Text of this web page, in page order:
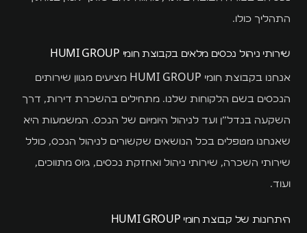
המגזין
מדריכים
סרטונים
התהליך כולו.
שירותי ניהול נכסים מלאים בקבוצת חומי HUMI GROUP
אנחנו בקבוצת חומי HUMI GROUP מציעים מגוון שירותים
הנכסים בשם הלקוחות שלנו. מתחילים בהשכרת דירות, דרך
השקעה בנדל"ן ועד לניהול היומיום של הנכס. המשמעות היא
שאנחנו מטפלים בכל הנושאים שקשורים לניהול הנכס, כולל
שירותי השכרה, שירותי ניהול ואחזקת נכסים, גיוס מתווכים,
ועוד.
היתרונות של קבוצת חומי HUMI GROUP